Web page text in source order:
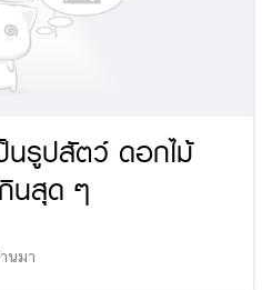
นรูปสัตว์ ดอกไม้
นสุด ๆ
นมา